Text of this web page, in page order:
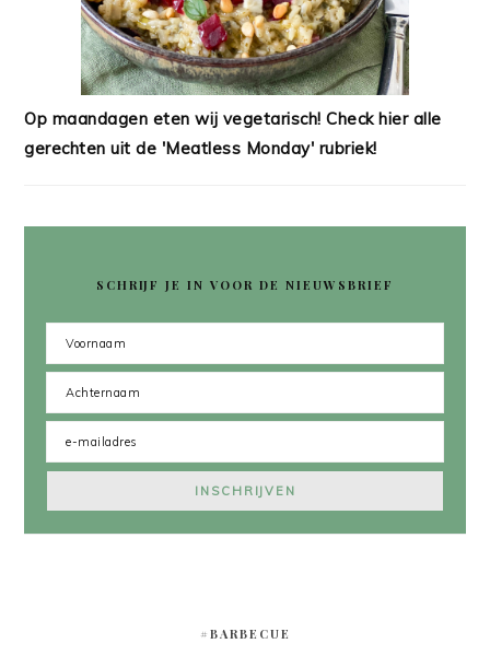
Op maandagen eten wij vegetarisch! Check hier alle
gerechten uit de 'Meatless Monday' rubriek!
SCHRIJF JE IN VOOR DE NIEUWSBRIEF
#BARBECUE